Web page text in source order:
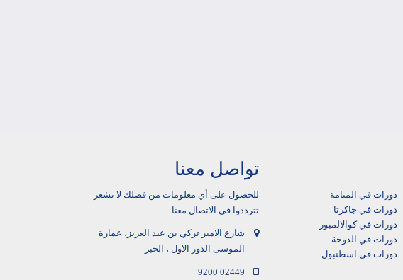
دورات في المنامة
دورات في جاكرتا
دورات في كوالالمبور
دورات في الدوحة
دورات في اسطنبول
تواصل معنا
للحصول على أي معلومات من فضلك لا تشعر
تترددوا في الاتصال معنا
شارع الامير تركي بن عبد العزيز، عمارة
الموسى الدور الاول ، الخبر
9200 02449